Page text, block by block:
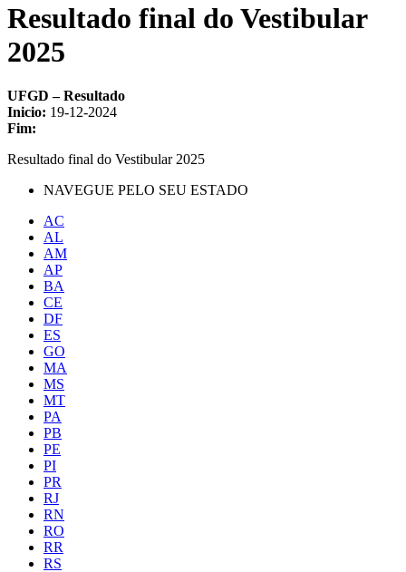
Resultado final do Vestibular
2025
UFGD – Resultado
Inicio: 19-12-2024
Fim:
Resultado final do Vestibular 2025
NAVEGUE PELO SEU ESTADO
AC
AL
AM
AP
BA
CE
DF
ES
GO
MA
MS
MT
PA
PB
PE
PI
PR
RJ
RN
RO
RR
RS